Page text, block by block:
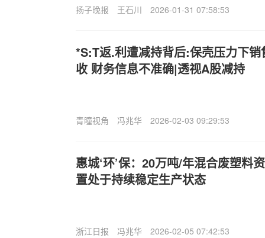
扬子晚报 王石川 2026-01-31 07:58:53
*S:T返.利遭减持背后:保壳压力下
收 财务信息不准确|透视A股减持
青瞳视角 冯兆华 2026-02-03 09:29:53
惠城‘环’保：20万吨/年混合废塑料
置处于持续稳定生产状态
浙江日报 冯兆华 2026-02-05 07:42:53